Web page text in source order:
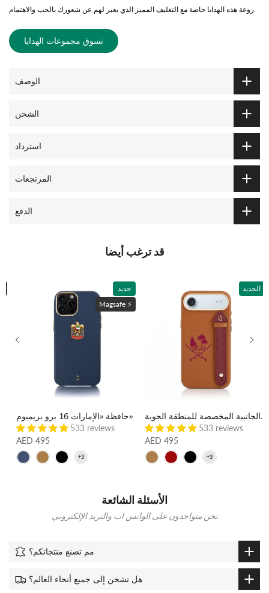
تسوق مجموعات الهدايا
الوصف
الشحن
استرداد
المرتجعات
الدفع
قد ترغب أيضا
جديد
Magsafe ⚡️
حافظة «الإمارات 16 برو بريميوم»
533 reviews
AED 495
الجديد
حقيبة «قطر 17» ذات الأشرطة الجانبية المخصصة للمنطقة الجوية
533 reviews
AED 495
الأسئلة الشائعة
نحن متواجدون على الواتس اب والبريد الإلكتروني
مم تصنع منتجاتكم؟
هل تشحن إلى جميع أنحاء العالم؟